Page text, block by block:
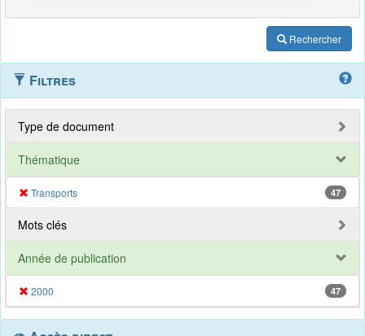
Rechercher
Filtres
Type de document
Thématique
Transports 47
Mots clés
Année de publication
2000 47